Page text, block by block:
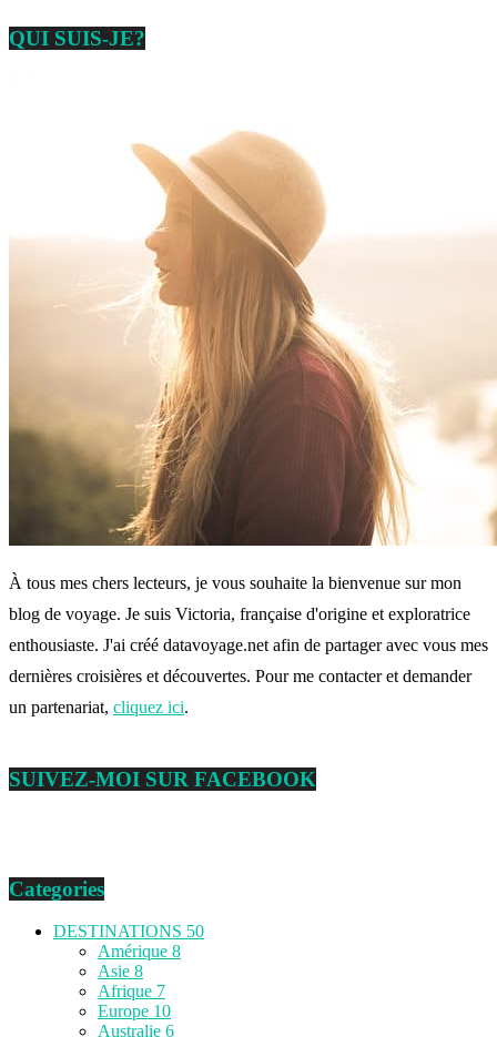
QUI SUIS-JE?
À tous mes chers lecteurs, je vous souhaite la bienvenue sur mon
blog de voyage. Je suis Victoria, française d'origine et exploratrice
enthousiaste. J'ai créé datavoyage.net afin de partager avec vous mes
dernières croisières et découvertes. Pour me contacter et demander
un partenariat, cliquez ici.
SUIVEZ-MOI SUR FACEBOOK
Categories
DESTINATIONS 50
Amérique 8
Asie 8
Afrique 7
Europe 10
Australie 6